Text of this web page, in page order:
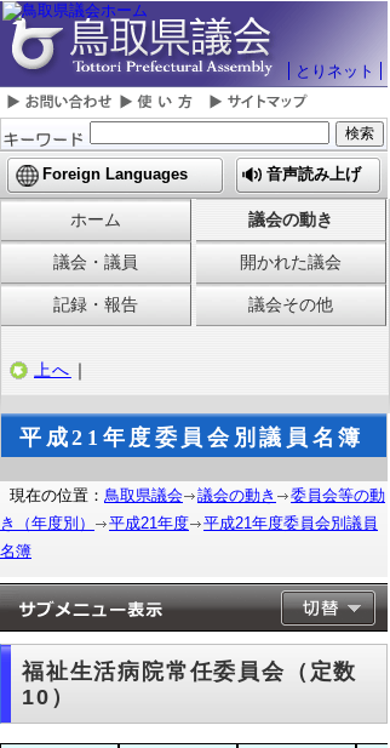
とりネット
Foreign Languages 音声読み上げ
ホーム 議会の動き
議会・議員 開かれた議会
記録・報告 議会その他
上へ ｜
平成21年度委員会別議員名簿
現在の位置： 鳥取県議会 議会の動き
委員会等の動
き（年度別）
平成21年度
平成21年度委員会別議員
名簿
福祉生活病院常任委員会（定数
10）